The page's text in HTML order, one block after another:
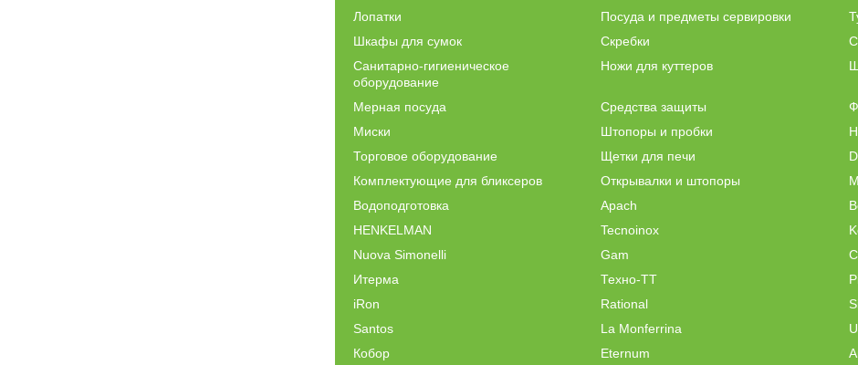
Лопатки
Посуда и предметы сервировки
Шкафы для сумок
Скребки
Санитарно-гигиеническое
оборудование
Ножи для куттеров
Мерная посуда Средства защиты
Миски
Штопоры и пробки
Торговое оборудование
Щетки для печи
Комплектующие для бликсеров
Открывалки и штопоры
Водоподготовка
Apach
HENKELMAN
Tecnoinox
Nuova Simonelli
Gam
Итерма
Техно-ТТ
iRon
Rational
Santos
La Monferrina
Кобор
Eternum